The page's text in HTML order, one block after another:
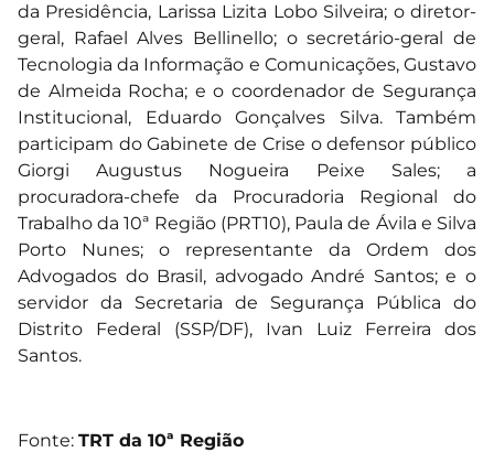
da Presidência, Larissa Lizita Lobo Silveira; o diretor-
geral, Rafael Alves Bellinello; o secretário-geral de
Tecnologia da Informação e Comunicações, Gustavo
de Almeida Rocha; e o coordenador de Segurança
Institucional, Eduardo Gonçalves Silva. Também
participam do Gabinete de Crise o defensor público
Giorgi Augustus Nogueira Peixe Sales; a
procuradora-chefe da Procuradoria Regional do
Trabalho da 10ª Região (PRT10), Paula de Ávila e Silva
Porto Nunes; o representante da Ordem dos
Advogados do Brasil, advogado André Santos; e o
servidor da Secretaria de Segurança Pública do
Distrito Federal (SSP/DF), Ivan Luiz Ferreira dos
Santos.
Fonte: TRT da 10ª Região